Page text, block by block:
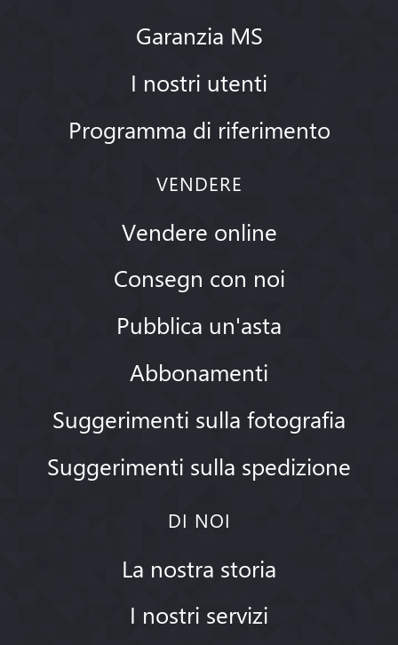
Garanzia MS
I nostri utenti
Programma di riferimento
VENDERE
Vendere online
Consegn con noi
Pubblica un'asta
Abbonamenti
Suggerimenti sulla fotografia
Suggerimenti sulla spedizione
DI NOI
La nostra storia
I nostri servizi